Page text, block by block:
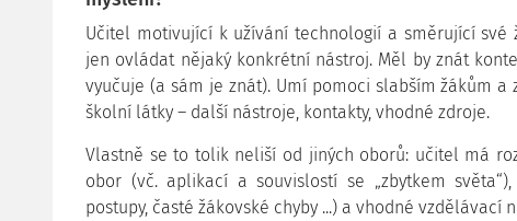
Učitel motivující k užívání technologií a směrující
jen ovládat nějaký konkrétní nástroj. Měl by znát
vyučuje (a sám je znát). Umí pomoci slabším žákům
školní látky – další nástroje, kontakty, vhodné zdroje.
Vlastně se to tolik neliší od jiných oborů: učitel má
obor (vč. aplikací a souvislostí se „zbytkem
postupy, časté žákovské chyby ...) a vhodné vzdělávací